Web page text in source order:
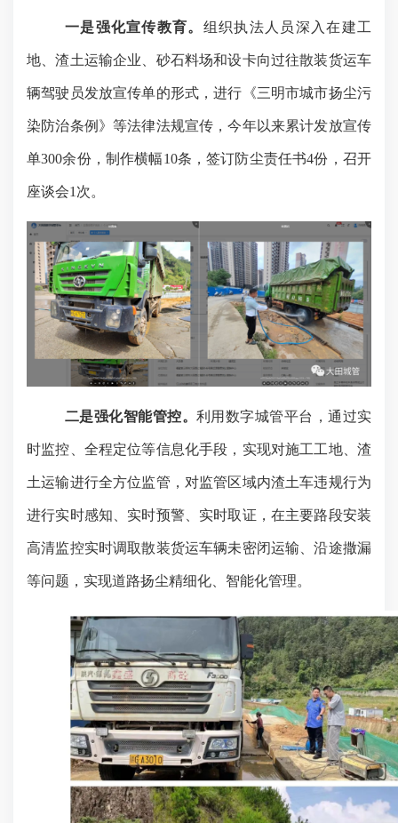
一是强化宣传教育。 组织执法人员深入在建工
地、渣土运输企业、砂石料场和设卡向过往散装货运车
辆驾驶员发放宣传单的形式，进行《三明市城市扬尘污
染防治条例》等法律法规宣传，今年以来累计发放宣传
单300余份，制作横幅10条，签订防尘责任书4份，召开
座谈会1次。
二是强化智能管控。 利用数字城管平台，通过实
时监控、全程定位等信息化手段，实现对施工工地、渣
土运输进行全方位监管，对监管区域内渣土车违规行为
进行实时感知、实时预警、实时取证，在主要路段安装
高清监控实时调取散装货运车辆未密闭运输、沿途撒漏
等问题，实现道路扬尘精细化、智能化管理。